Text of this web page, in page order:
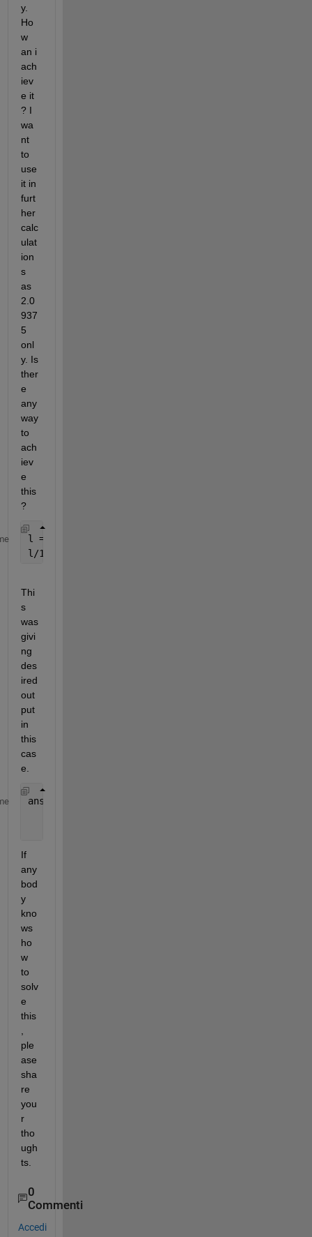
y.
Ho
w
an i
ach
iev
e it
? I
wa
nt
to
use
it in
furt
her
calc
ulat
ion
s
as
2.0
937
5
onl
y. Is
ther
e
any
way
to
ach
iev
e
this
?
l = 2.187500000000000e+09;
l/10^9
Thi
s
was
givi
ng
des
ired
out
put
in
this
cas
e.
ans =
If
any
bod
y
kno
ws
ho
w
to
solv
e
this
ple
ase
sha
re
you
r
tho
ugh
ts.
0
Commenti
Accedi